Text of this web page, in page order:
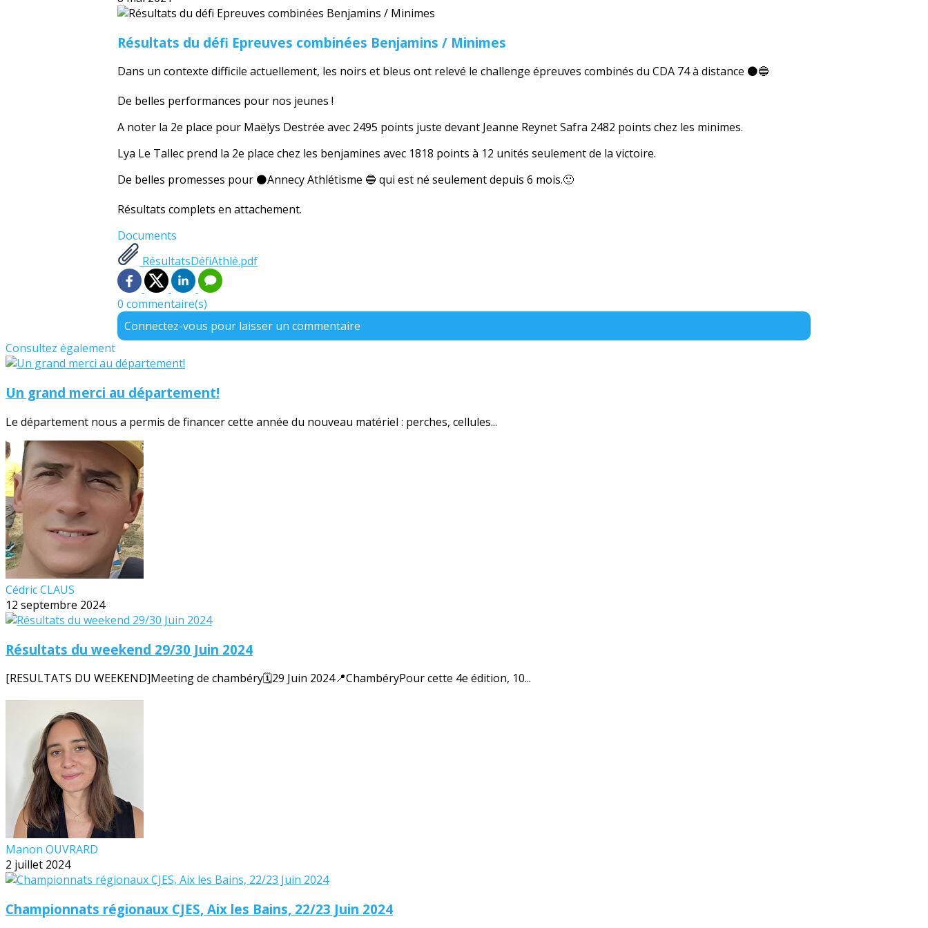
Résultats du défi Epreuves combinées Benjamins / Minimes
Dans un contexte difficile actuellement, les noirs et bleus ont relevé le challenge épreuves combinés du CDA 74 à distance ⚫️🔵
De belles performances pour nos jeunes !
A noter la 2e place pour Maëlys Destrée avec 2495 points juste devant Jeanne Reynet Safra 2482 points chez les minimes.
Lya Le Tallec prend la 2e place chez les benjamines avec 1818 points à 12 unités seulement de la victoire.
De belles promesses pour ⚫️Annecy Athlétisme 🔵 qui est né seulement depuis 6 mois.🙂
Résultats complets en attachement.
Documents
RésultatsDéfiAthlé.pdf
0 commentaire(s)
Connectez-vous pour laisser un commentaire
Consultez également
Un grand merci au département!
Le département nous a permis de financer cette année du nouveau matériel : perches, cellules...
Cédric CLAUS
12 septembre 2024
Résultats du weekend 29/30 Juin 2024
[RESULTATS DU WEEKEND]Meeting de chambéry🗓️29 Juin 2024📍ChambéryPour cette 4e édition, 10...
Manon OUVRARD
2 juillet 2024
Championnats régionaux CJES, Aix les Bains, 22/23 Juin 2024